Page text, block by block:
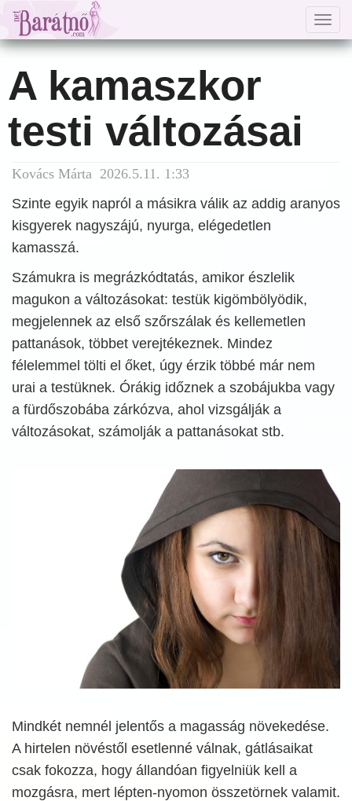
A kamaszkor
testi változásai
Kovács Márta 2026.5.11. 1:33
Szinte egyik napról a másikra válik az addig aranyos
kisgyerek nagyszájú, nyurga, elégedetlen
kamasszá.
Számukra is megrázkódtatás, amikor észlelik
magukon a változásokat: testük kigömbölyödik,
megjelennek az első szőrszálak és kellemetlen
pattanások, többet verejtékeznek. Mindez
félelemmel tölti el őket, úgy érzik többé már nem
urai a testüknek. Órákig időznek a szobájukba vagy
a fürdőszobába zárkózva, ahol vizsgálják a
változásokat, számolják a pattanásokat stb.
Mindkét nemnél jelentős a magasság növekedése.
A hirtelen növéstől esetlenné válnak, gátlásaikat
csak fokozza, hogy állandóan figyelniük kell a
mozgásra, mert lépten-nyomon összetörnek valamit.